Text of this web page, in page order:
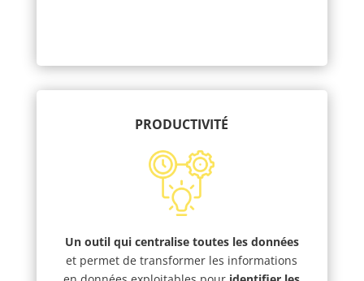
PRODUCTIVITÉ
Un outil qui centralise toutes les données
et permet de transformer les informations